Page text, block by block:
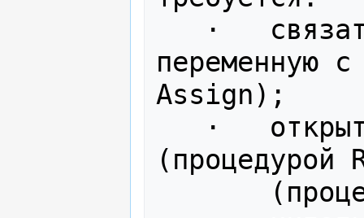
переменную
Assign);
(процедурой